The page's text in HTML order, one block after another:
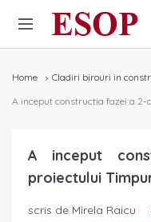
ESOP
Home
Cladiri birouri in
A inceput constructia fazei a
A inceput
proiectului
scris de Mirela Raicu